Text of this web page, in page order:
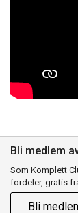
Bli medlem
Som Komplett
fordeler, gratis
Bli